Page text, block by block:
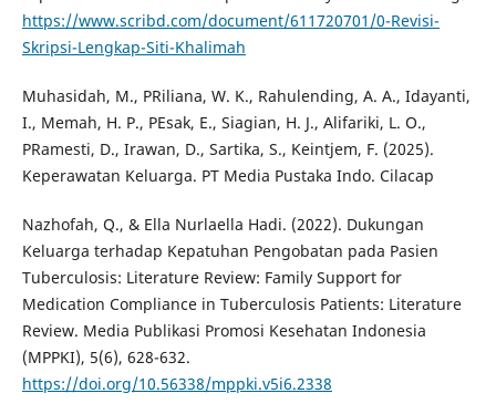
https://www.scribd.com/document/611720701/0-Revisi-
Skripsi-Lengkap-Siti-Khalimah
Muhasidah, M., PRiliana, W. K., Rahulending, A. A., Idayanti,
I., Memah, H. P., PEsak, E., Siagian, H. J., Alifariki, L. O.,
PRamesti, D., Irawan, D., Sartika, S., Keintjem, F. (2025).
Keperawatan Keluarga. PT Media Pustaka Indo. Cilacap
Nazhofah, Q., & Ella Nurlaella Hadi. (2022). Dukungan
Keluarga terhadap Kepatuhan Pengobatan pada Pasien
Tuberculosis: Literature Review: Family Support for
Medication Compliance in Tuberculosis Patients: Literature
Review. Media Publikasi Promosi Kesehatan Indonesia
(MPPKI), 5(6), 628-632.
https://doi.org/10.56338/mppki.v5i6.2338